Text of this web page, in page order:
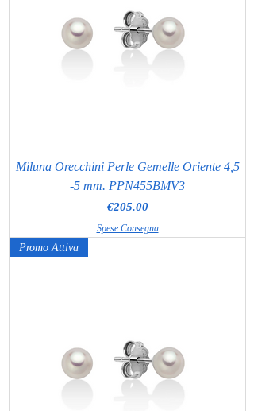
Miluna Orecchini Perle Gemelle Oriente 4,5
-5 mm. PPN455BMV3
Price
€205.00
Spese Consegna
Promo Attiva